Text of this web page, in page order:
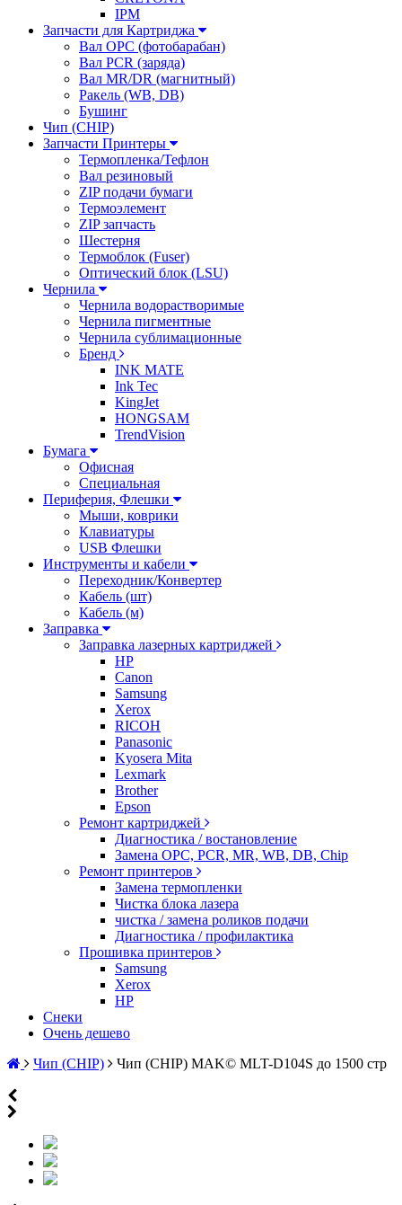
IPM
Запчасти для Картриджа
Вал OPC (фотобарабан)
Вал PCR (заряда)
Вал MR/DR (магнитный)
Ракель (WB, DB)
Бушинг
Чип (CHIP)
Запчасти Принтеры
Термопленка/Тефлон
Вал резиновый
ZIP подачи бумаги
Термоэлемент
ZIP запчасть
Шестерня
Термоблок (Fuser)
Оптический блок (LSU)
Чернила
Чернила водорастворимые
Чернила пигментные
Чернила сублимационные
Бренд
INK MATE
Ink Tec
KingJet
HONGSAM
TrendVision
Бумага
Офисная
Специальная
Периферия, Флешки
Мыши, коврики
Клавиатуры
USB Флешки
Инструменты и кабели
Переходник/Конвертер
Кабель (шт)
Кабель (м)
Заправка
Заправка лазерных картриджей
HP
Canon
Samsung
Xerox
RICOH
Panasonic
Kyosera Mita
Lexmark
Brother
Epson
Ремонт картриджей
Диагностика / востановление
Замена OPC, PCR, MR, WB, DB, Chip
Ремонт принтеров
Замена термопленки
Чистка блока лазера
чистка / замена роликов подачи
Диагностика / профилактика
Прошивка принтеров
Samsung
Xerox
HP
Снеки
Очень дешево
Чип (CHIP)
Чип (CHIP) MAK© MLT-D104S до 1500 стр